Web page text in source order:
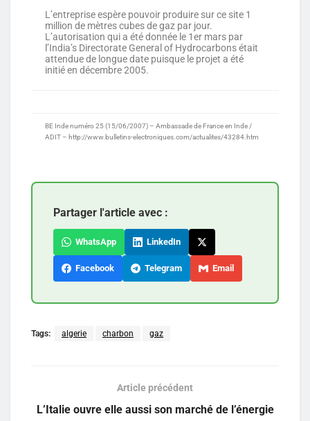
L’entreprise espère pouvoir produire sur ce site 1
million de mètres cubes de gaz par jour.
L’autorisation qui a été donnée le 1er mars par
l’India’s Directorate General of Hydrocarbons était
attendue de longue date puisque le projet a été
initié en décembre 2005.
BE Inde numéro 25 (15/06/2007) – Ambassade de France en Inde /
ADIT – http://www.bulletins-electroniques.com/actualites/43284.htm
Partager l'article avec :
WhatsApp LinkedIn
Facebook Telegram Email
Tags: algerie charbon gaz
Article précédent
L’Italie ouvre elle aussi son marché de l’énergie